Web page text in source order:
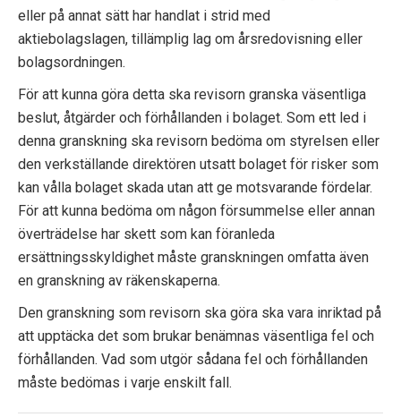
eller på annat sätt har handlat i strid med
aktiebolagslagen, tillämplig lag om årsredovisning eller
bolagsordningen.
För att kunna göra detta ska revisorn granska väsentliga
beslut, åtgärder och förhållanden i bolaget. Som ett led i
denna granskning ska revisorn bedöma om styrelsen eller
den verkställande direktören utsatt bolaget för risker som
kan vålla bolaget skada utan att ge motsvarande fördelar.
För att kunna bedöma om någon försummelse eller annan
överträdelse har skett som kan föranleda
ersättningsskyldighet måste granskningen omfatta även
en granskning av räkenskaperna.
Den granskning som revisorn ska göra ska vara inriktad på
att upptäcka det som brukar benämnas väsentliga fel och
förhållanden. Vad som utgör sådana fel och förhållanden
måste bedömas i varje enskilt fall.